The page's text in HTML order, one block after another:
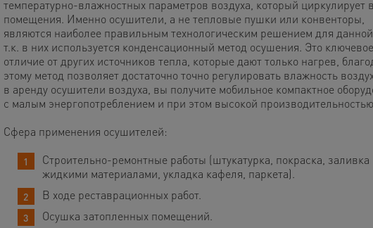
температурно-влажностных параметров воздуха, который циркулирует
помещения. Именно осушители, а не тепловые пушки или конвенторы,
являются наиболее правильным технологическим решением для данной
т.к. в них используется конденсационный метод осушения. Это ключевое
отличие от других источников тепла, которые дают только нагрев,
этому метод позволяет достаточно точно регулировать влажность
в аренду осушители воздуха, вы получите мобильное компактное
с малым энергопотреблением и при этом высокой производительностью.
Сфера применения осушителей:
Строительно-ремонтные работы (штукатурка, покраска, заливка
жидкими материалами, укладка кафеля, паркета).
В ходе реставрационных работ.
Осушка затопленных помещений.